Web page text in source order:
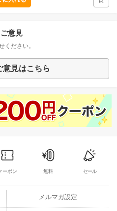
意見
ください。
意見はこちら
ーポン 無料 セール
メルマガ設定